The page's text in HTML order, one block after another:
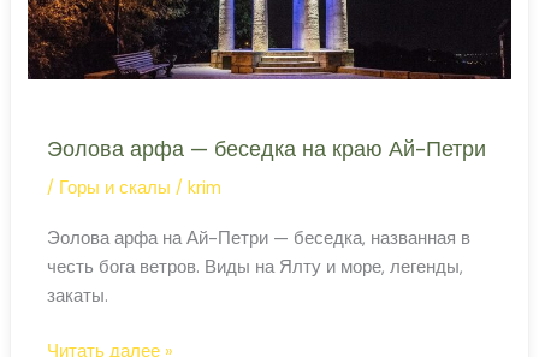
Эолова арфа — беседка на краю Ай-Петри
/ Горы и скалы /krim
Эолова арфа на Ай-Петри — беседка, названная в
честь бога ветров. Виды на Ялту и море, легенды,
закаты.
Эолова
Читать далее »